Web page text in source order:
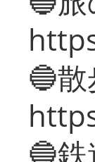
🔵
🔵